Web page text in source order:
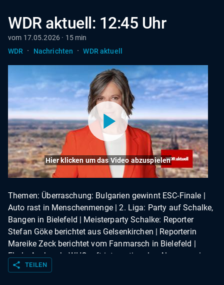
WDR aktuell: 12:45 Uhr
vom 17.05.2026 · 15 min
WDR
· Nachrichten · WDR aktuell
Hier klicken um das Video abzuspielen
Themen: Überraschung: Bulgarien gewinnt ESC-Finale |
Auto rast in Menschenmenge | 2. Liga: Party auf Schalke,
Bangen in Bielefeld | Meisterparty Schalke: Reporter
Stefan Göke berichtet aus Gelsenkirchen | Reporterin
Mareike Zeck berichtet vom Fanmarsch in Bielefeld |
Ebola-Ausbruch: WHO ruft internationalen Alarm aus |
Ohne Panik: Udo Lindenberg wird 80 | Kompakt | Wetter
share TEILEN